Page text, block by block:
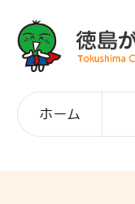
ホーム